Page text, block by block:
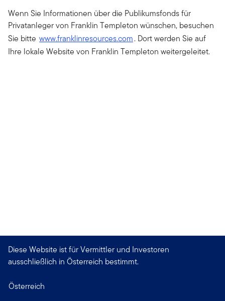
Wenn Sie Informationen über die Publikumsfonds für
Privatanleger von Franklin Templeton wünschen, besuchen
Sie bitte www.franklinresources.com. Dort werden Sie auf
Ihre lokale Website von Franklin Templeton weitergeleitet.
Diese Website ist für Vermittler und Investoren
ausschließlich in Österreich bestimmt.
Österreich